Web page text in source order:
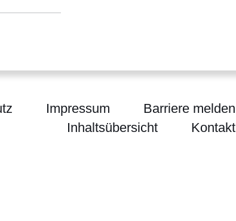
Impressum
Barriere melden
Inhaltsübersicht
Kontakt